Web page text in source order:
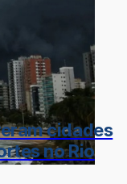
cidades
no Rio